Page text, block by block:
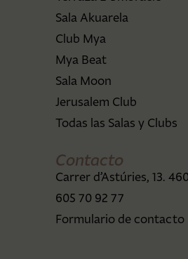
Sala Akuarela
Club Mya
Mya Beat
Sala Moon
Jerusalem Club
Todas las Salas y Clubs
Contacto
Carrer d’Astúries, 13.
605 70 92 77
Formulario de contacto